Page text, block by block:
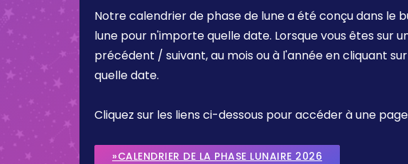
Notre calendrier de phase de lune a été conçu dans le
lune pour n'importe quelle date. Lorsque vous êtes sur
précédent / suivant, au mois ou à l'année en cliquant
quelle date.
Cliquez sur les liens ci-dessous pour accéder à une
»CALENDRIER DE LA PHASE LUNAIRE 2026